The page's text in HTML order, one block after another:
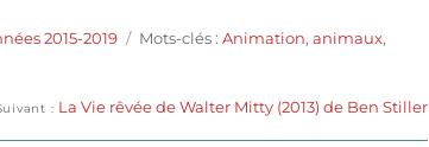
2015-2019 Étiquettes
Mots-clés :Animation,animaux,
Publication
La Vie rêvée de Walter Mitty (2013) de Ben Stiller